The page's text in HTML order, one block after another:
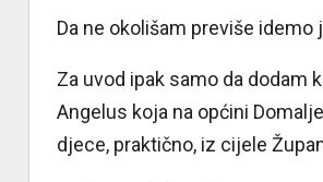
Da ne okolišam previše idemo
Za uvod ipak samo da dodam
Angelus koja na općini
djece, praktično, iz cijele